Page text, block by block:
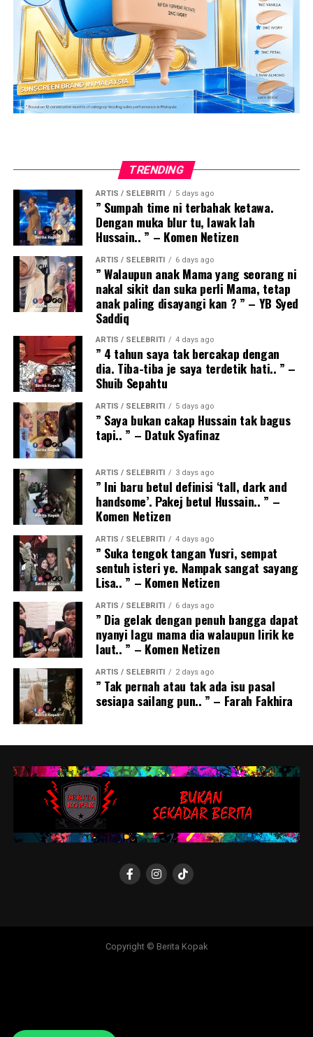
TRENDING
ARTIS / SELEBRITI 5 days ago
” Sumpah time ni terbahak ketawa.
Dengan muka blur tu, lawak lah
Hussain.. ” – Komen Netizen
ARTIS / SELEBRITI 6 days ago
” Walaupun anak Mama yang seorang ni
nakal sikit dan suka perli Mama, tetap
anak paling disayangi kan ? ” – YB Syed
Saddiq
ARTIS / SELEBRITI 4 days ago
” 4 tahun saya tak bercakap dengan
dia. Tiba-tiba je saya terdetik hati.. ” –
Shuib Sepahtu
ARTIS / SELEBRITI 5 days ago
” Saya bukan cakap Hussain tak bagus
tapi.. ” – Datuk Syafinaz
ARTIS / SELEBRITI 3 days ago
” Ini baru betul definisi ‘tall, dark and
handsome’. Pakej betul Hussain.. ” –
Komen Netizen
ARTIS / SELEBRITI 4 days ago
” Suka tengok tangan Yusri, sempat
sentuh isteri ye. Nampak sangat sayang
Lisa.. ” – Komen Netizen
ARTIS / SELEBRITI 6 days ago
” Dia gelak dengan penuh bangga dapat
nyanyi lagu mama dia walaupun lirik ke
laut.. ” – Komen Netizen
ARTIS / SELEBRITI 2 days ago
” Tak pernah atau tak ada isu pasal
sesiapa sailang pun.. ” – Farah Fakhira
Copyright © Berita Kopak